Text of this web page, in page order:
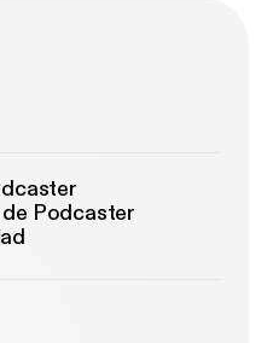
Podcaster